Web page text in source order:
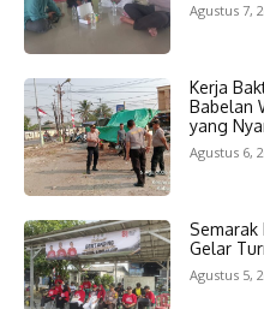
Agustus 7,
Kerja
Babelan
yang
Agustus 6,
Semarak
Gelar
Agustus 5,